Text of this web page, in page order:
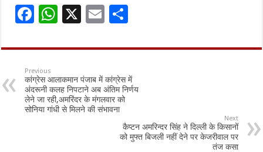
F
e
b
o
o
W
at
p
p
X
E
ai ar
e
Previous
कांग्रेस आलाकमान पंजाब में कांग्रेस में
अंदरूनी कलह निपटाने अब अंतिम निर्णय
लेने जा रही,अमरिंदर के मंगलवार को
सोनिया गांधी से मिलने की संभावना
Next
कैप्टन अमरिन्दर सिंह ने दिल्ली के किसानों
को मुफ्त बिजली नहीं देने पर केजरीवाल पर
तंज कसा